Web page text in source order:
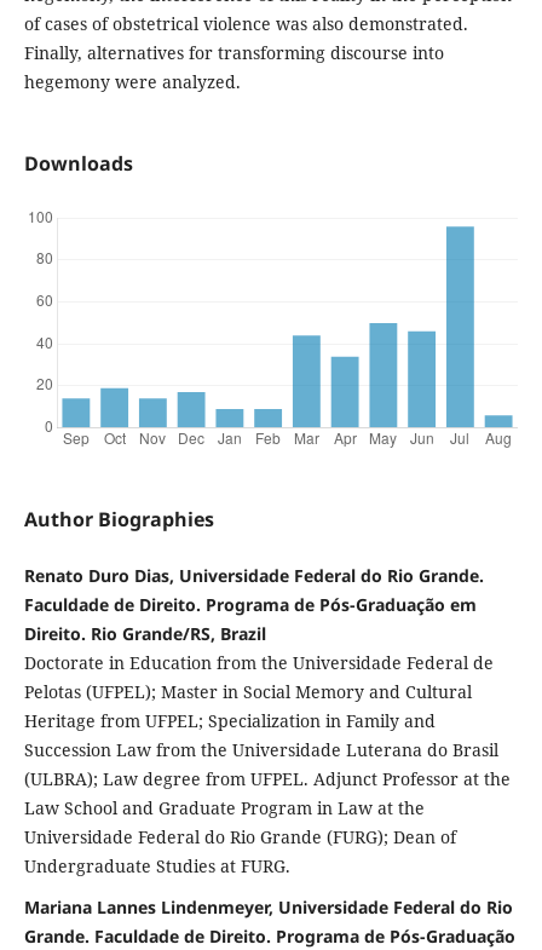
of cases of obstetrical violence was also demonstrated.
Finally, alternatives for transforming discourse into
hegemony were analyzed.
Downloads
Author Biographies
Renato Duro Dias, Universidade Federal do Rio Grande.
Faculdade de Direito. Programa de Pós-Graduação em
Direito. Rio Grande/RS, Brazil
Doctorate in Education from the Universidade Federal de
Pelotas (UFPEL); Master in Social Memory and Cultural
Heritage from UFPEL; Specialization in Family and
Succession Law from the Universidade Luterana do Brasil
(ULBRA); Law degree from UFPEL. Adjunct Professor at the
Law School and Graduate Program in Law at the
Universidade Federal do Rio Grande (FURG); Dean of
Undergraduate Studies at FURG.
Mariana Lannes Lindenmeyer, Universidade Federal do Rio
Grande. Faculdade de Direito. Programa de Pós-Graduação